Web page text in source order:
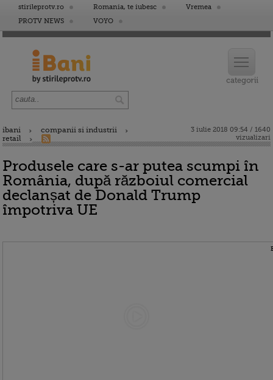
stirileprotv.ro Romania, te iubesc
Vremea
PROTV NEWS
VOYO
ibani
companii si industrii
retail
3 iulie 2018 09:54 / 1640
vizualizari
Produsele care s-ar putea scumpi în
România, după războiul comercial
declanșat de Donald Trump
împotriva UE